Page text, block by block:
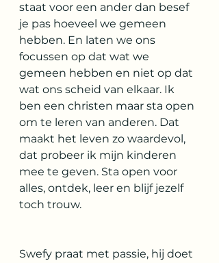
staat voor een ander dan besef
je pas hoeveel we gemeen
hebben. En laten we ons
focussen op dat wat we
gemeen hebben en niet op dat
wat ons scheid van elkaar. Ik
ben een christen maar sta open
om te leren van anderen. Dat
maakt het leven zo waardevol,
dat probeer ik mijn kinderen
mee te geven. Sta open voor
alles, ontdek, leer en blijf jezelf
toch trouw.
Swefy praat met passie, hij doet